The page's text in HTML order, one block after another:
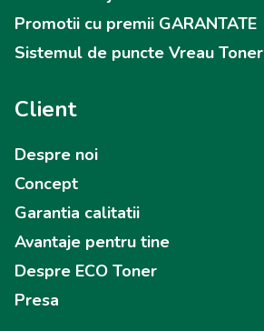
Promotii cu premii GARANTATE
Sistemul de puncte Vreau Toner
Client
Despre noi
Concept
Garantia calitatii
Avantaje pentru tine
Despre ECO Toner
Presa